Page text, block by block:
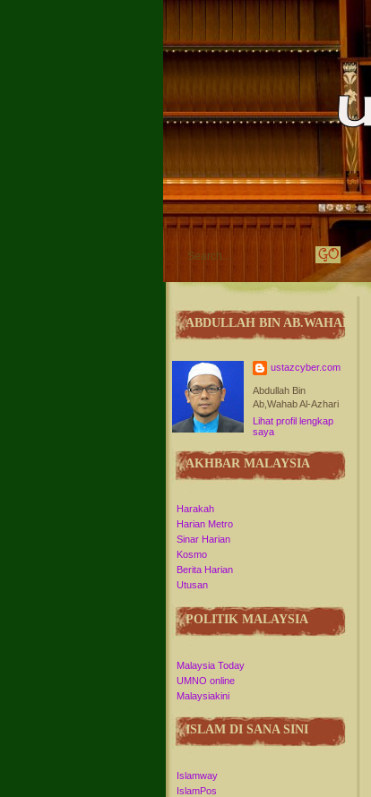
ABDULLAH BIN AB.WAHAB
ustazcyber.com
Abdullah Bin
Ab,Wahab Al-Azhari
Lihat profil lengkap
saya
AKHBAR MALAYSIA
Harakah
Harian Metro
Sinar Harian
Kosmo
Berita Harian
Utusan
POLITIK MALAYSIA
Malaysia Today
UMNO online
Malaysiakini
ISLAM DI SANA SINI
Islamway
IslamPos